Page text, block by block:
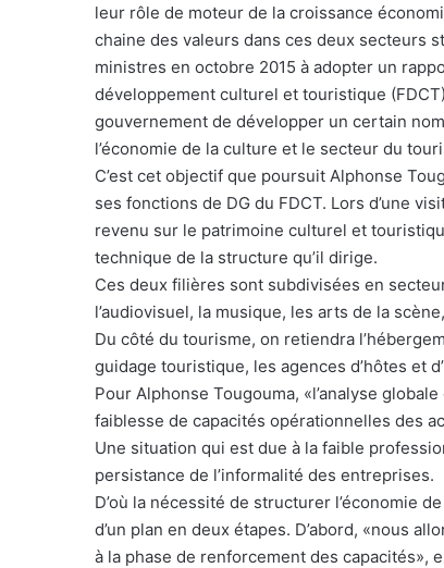
leur rôle de moteur de la croissance
chaine des valeurs dans ces deux secteurs
ministres en octobre 2015 à adopter un
développement culturel et touristique
gouvernement de développer un certain
l’économie de la culture et le secteur du
C’est cet objectif que poursuit Alphonse
ses fonctions de DG du FDCT. Lors d’une
revenu sur le patrimoine culturel et
technique de la structure qu’il dirige.
Ces deux filières sont subdivisées en
l’audiovisuel, la musique, les arts de la
Du côté du tourisme, on retiendra
guidage touristique, les agences d’hôtes et
Pour Alphonse Tougouma, «l’analyse
faiblesse de capacités opérationnelles des
Une situation qui est due à la faible
persistance de l’informalité des entreprises.
D’où la nécessité de structurer l’économie
d’un plan en deux étapes. D’abord, «nous
à la phase de renforcement des capacités»,